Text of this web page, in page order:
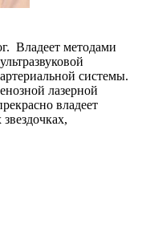
Владеет методами
системы.
лазерной
владеет